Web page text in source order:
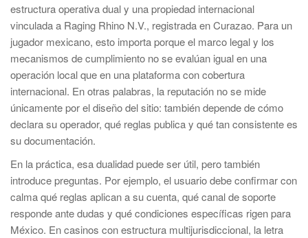
estructura operativa dual y una propiedad internacional
vinculada a Raging Rhino N.V., registrada en Curazao. Para un
jugador mexicano, esto importa porque el marco legal y los
mecanismos de cumplimiento no se evalúan igual en una
operación local que en una plataforma con cobertura
internacional. En otras palabras, la reputación no se mide
únicamente por el diseño del sitio: también depende de cómo
declara su operador, qué reglas publica y qué tan consistente es
su documentación.
En la práctica, esa dualidad puede ser útil, pero también
introduce preguntas. Por ejemplo, el usuario debe confirmar con
calma qué reglas aplican a su cuenta, qué canal de soporte
responde ante dudas y qué condiciones específicas rigen para
México. En casinos con estructura multijurisdiccional, la letra